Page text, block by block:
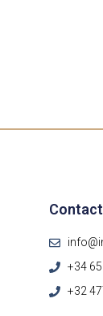
+34
+32